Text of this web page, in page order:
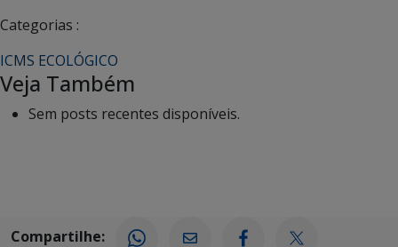
Categorias :
ICMS ECOLÓGICO
Veja Também
Sem posts recentes disponíveis.
Compartilhe: